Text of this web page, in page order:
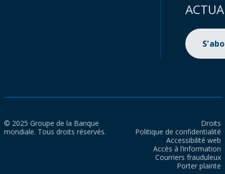
© 2025 Groupe de la Banque
mondiale. Tous droits réservés.
Droits
Politique de confidentialité
Accessibilité web
Accès à l’information
Courriers frauduleux
Porter plainte